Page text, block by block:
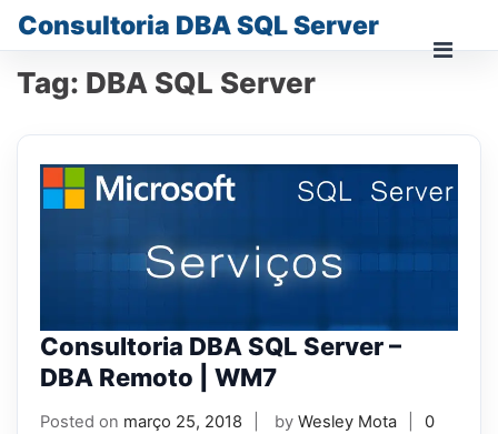
content
Consultoria DBA SQL Server
Tag: DBA SQL Server
Consultoria DBA SQL Server –
DBA Remoto | WM7
Posted on março 25, 2018 by Wesley Mota
0